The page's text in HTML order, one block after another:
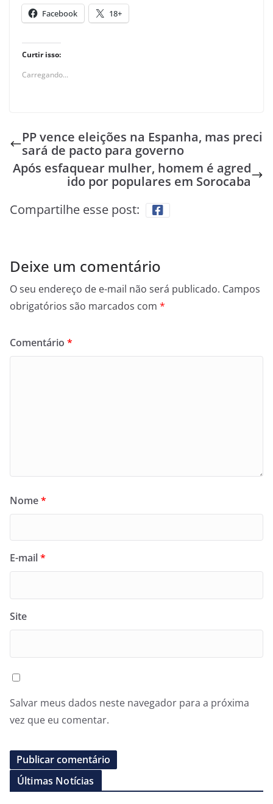
Facebook 18+
Curtir isso:
Carregando...
PP vence eleições na Espanha, mas preci
sará de pacto para governo
Após esfaquear mulher, homem é agred
ido por populares em Sorocaba
Compartilhe esse post:
Deixe um comentário
O seu endereço de e-mail não será publicado. Campos
obrigatórios são marcados com *
Comentário *
Nome*
E-mail*
Site
Salvar meus dados neste navegador para a próxima
vez que eu comentar.
Últimas Notícias